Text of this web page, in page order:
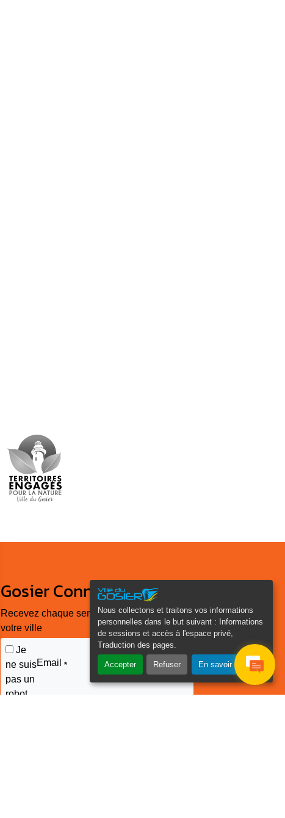
Nous collectons et traitons vos informations
personnelles dans le but suivant :
Informations
de sessions et accès à l'espace privé,
Traduction des pages
Accepter Refuser En savoir plus
Gosier Connecté
Recevez chaque semaine l'actualité de
votre ville
Je
ne suis
pas un
robot
Email *